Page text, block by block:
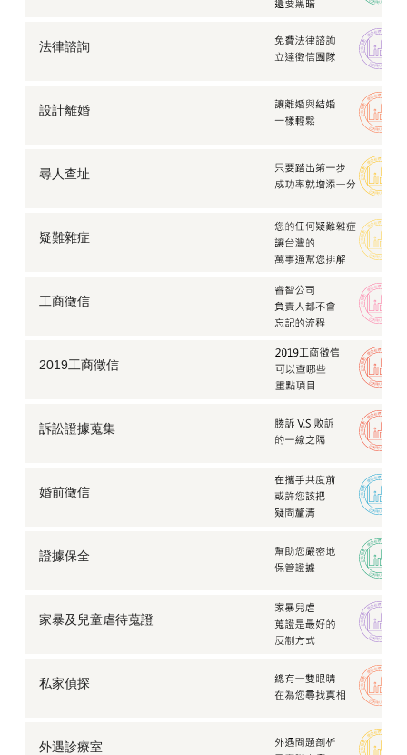
法律諮詢
設計離婚
尋人查址
疑難雜症
工商徵信
2019工商徵信
訴訟證據蒐集
婚前徵信
證據保全
家暴及兒童虐待蒐證
私家偵探
外遇診療室